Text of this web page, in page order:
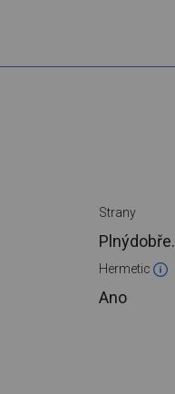
Strany
Plnýdobře.
Hermetic
Ano